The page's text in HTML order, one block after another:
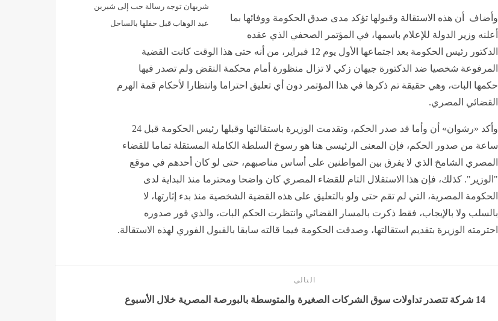
شريهان توجه رسالة حب إلى شيرين
عبد الوهاب قبل حفلها بالساحل
وأضاف أن هذه الاستقالة وقبولها تؤكد مدى صدق الحكومة ووفائها بما
أعلنه وزير الدولة للإعلام باسمها، في المؤتمر الصحفي الذي عقده
الدكتور رئيس الحكومة بعد اجتماعها الأول يوم 12 فبراير، من أنه حتى هذا الوقت كانت القضية
المرفوعة شخصيا ضد الدكتورة جيهان زكي لا تزال منظورة أمام محكمة النقض ولم تصدر فيها
حكمها البات، وهي حقيقة تم ذكرها في هذا المؤتمر دون أي تعليق احتراما وانتظارا لأحكام قمة الهرم
القضائي المصري.
وأكد «رشوان» أن وأما قد صدر الحكم، وتقدمت الوزيرة باستقالتها وقبلها رئيس الحكومة قبل 24
ساعة من صدور الحكم، فإن المعنى الرئيسي هنا هو رسوخ السلطة الكاملة المستقلة تماما للقضاء
المصري الشامخ الذي لا يفرق بين المواطنين على أساس مناصبهم، حتى لو كان أحدهم في موقع
"الوزير". كذلك، فإن هذا الاستقلال التام للقضاء المصري كان واضحا ومحترما منذ البداية لدى
الحكومة المصرية، التي لم تقم حتى ولو بالتعليق على هذه القضية الشخصية منذ بدء إثارتها، لا
بالسلب ولا بالإيجاب، فقط ذكرت بالمسار القضائي وانتظرت الحكم البات، والذي فور صدوره
احترمته الوزيرة بتقديم استقالتها، وصدقت الحكومة فيما قالته سابقا بالقبول الفوري لهذه الاستقالة.
التالى
14 شركة تتصدر تداولات سوق الشركات الصغيرة والمتوسطة بالبورصة المصرية خلال الأسبوع